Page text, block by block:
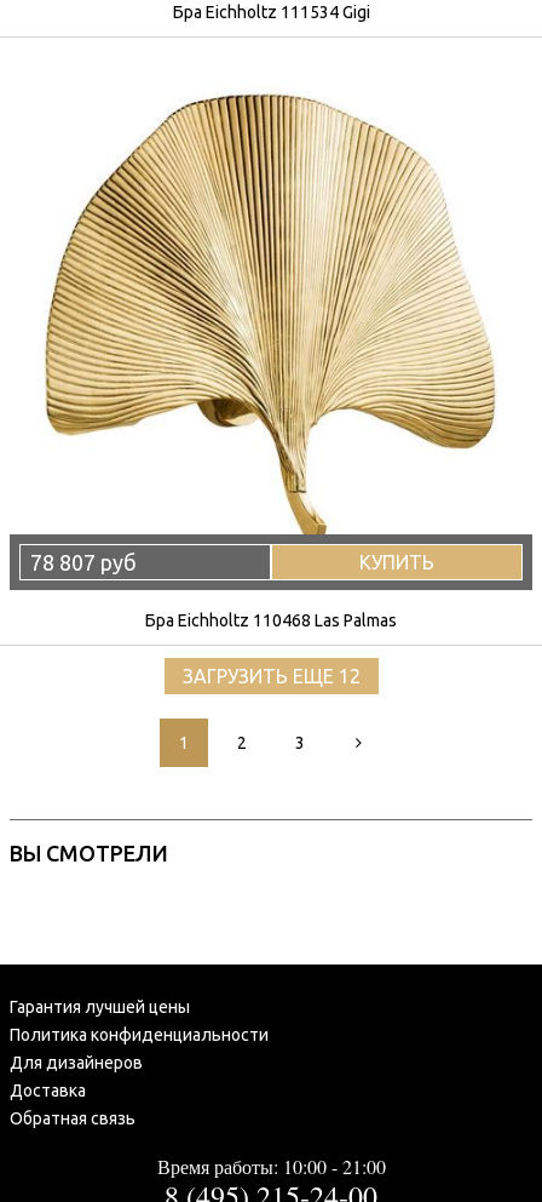
Бра Eichholtz 111534 Gigi
78 807 руб КУПИТЬ
Бра Eichholtz 110468 Las Palmas
ЗАГРУЗИТЬ ЕЩЕ 12
1 2 3
ВЫ СМОТРЕЛИ
Гарантия лучшей цены
Политика конфиденциальности
Для дизайнеров
Доставка
Обратная связь
Время работы: 10:00 - 21:00